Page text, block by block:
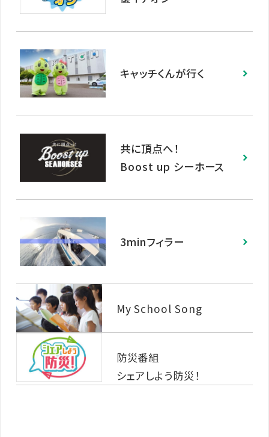
キャッチくんが行く
共に頂点へ！
Boost up シーホース
3minフィラー
My School Song
防災番組
シェアしよう防災！